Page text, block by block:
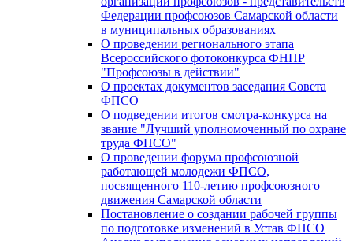
Федерации профсоюзов Самарской области
в муниципальных образованиях
О проведении регионального этапа
Всероссийского фотоконкурса ФНПР
"Профсоюзы в действии"
О проектах документов заседания Совета
ФПСО
О подведении итогов смотра-конкурса на
звание "Лучший уполномоченный по охране
труда ФПСО"
О проведении форума профсоюзной
работающей молодежи ФПСО,
посвященного 110-летию профсоюзного
движения Самарской области
Постановление о создании рабочей группы
по подготовке изменений в Устав ФПСО